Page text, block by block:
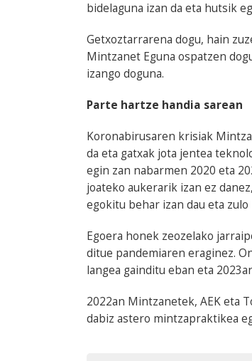
bidelaguna izan da eta hutsik
Getxoztarrarena dogu, hain
Mintzanet Eguna ospatzen
izango doguna.
Parte hartze handia sarean
Koronabirusaren krisiak
da eta gatxak jota jentea
egin zan nabarmen 2020 eta
joateko aukerarik izan ez
egokitu behar izan dau eta
Egoera honek zeozelako
ditue pandemiaren eraginez.
langea gainditu eban eta
2022an Mintzanetek, AEK eta
dabiz astero mintzapraktikea